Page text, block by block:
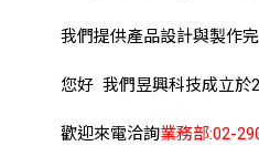
我們提供產品設計與製作
您好 我們昱興科技成立於
歡迎來電洽詢業務部:02-